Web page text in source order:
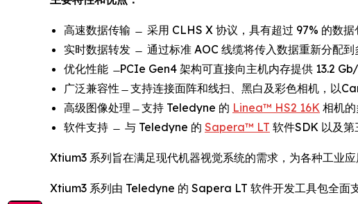
高速数据传输 ̶ 采用 CLHS X 协议，具有超过 97% 的数
实时数据转发 ̶ 通过标准 AOC 线缆将传入数据重新分配到
优化性能 ̶ PCIe Gen4 架构可直接向主机内存提供 13.2
广泛兼容性 ̶ 支持连接面阵和线扫、黑白及彩色相机，以
高级图像处理 ̶ 支持 Teledyne 的 Linea™ HS2 16K 相机
软件支持 ̶ 与 Teledyne 的 Sapera™ LT 软件SDK 以及第
Xtium3 系列旨在满足现代机器视觉系统的需求，为各种工业应
Xtium3 系列由 Teledyne 的 Sapera LT 软件开发工具包全面